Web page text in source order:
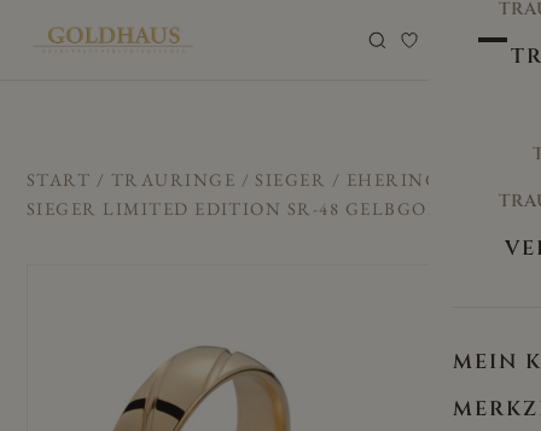
MEIN
START / TRAURINGE / SIEGER / EHERINGE/
SIEGER LIMITED EDITION SR-48 GELBGOLD